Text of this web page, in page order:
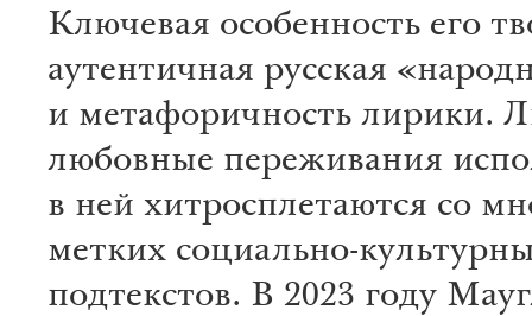
Ключевая особенность его
аутентичная русская
и метафоричность лирики.
любовные переживания
в ней хитросплетаются со
метких социально-
подтекстов. В 2023 году